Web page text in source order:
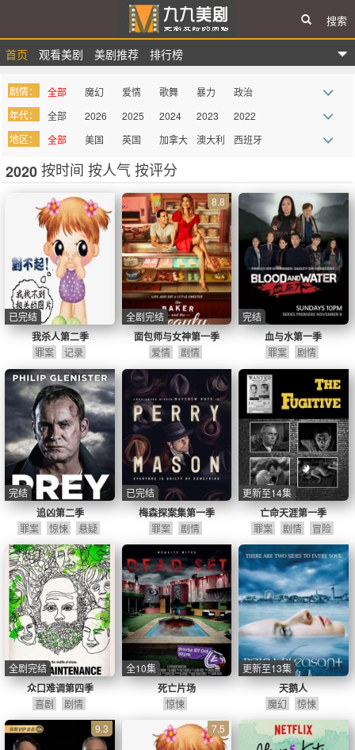
九九美剧
首页 观看美剧 美剧推荐 排行榜
搜索
剧情： 全部 魔幻 爱情 歌舞 暴力 政治
战争 惊悚 悬疑 律政 家庭 真人秀
科幻 青春 都市 迷你剧 谍战 记录
西部 血腥 罪案 综艺
吸血鬼 同性 史诗 古装 历史 医务
动画 动作 剧情 冒险 传记
情景喜
年代： 全部 2026 2025 2024 2023 2022
2021 2020 2019 2018 2017 2016
2015 2014 2013 2012
2009 more
地区： 全部 美国 英国 加拿大
澳大利
西班牙
法国 德国 巴西 意大利
其它
2020按时间 按人气 按评分
我杀人第二季
已完结
罪案 记录
面包师与女神第一季
8.8
全剧完结
爱情 剧情
血与水第一季
完结
罪案 剧情
追凶第二季
完结
罪案 惊悚 悬疑
梅森探案集第一季
已完结
罪案 剧情
亡命天涯第一季
更新至14集
罪案 剧情 冒险
众口难调第四季
全剧完结
喜剧 剧情
死亡片场
全10集
惊悚
天鹅人
更新至13集
魔幻 惊悚
9.3 7.5